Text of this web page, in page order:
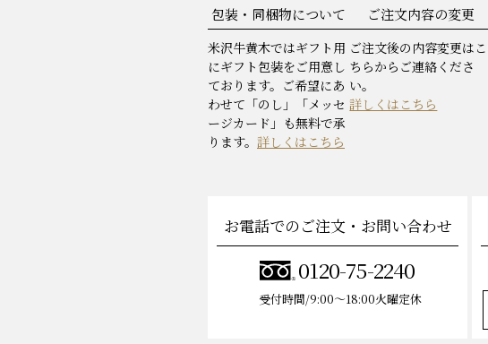
包装・同梱物について
米沢牛黄木ではギフト用
にギフト包装をご用意し
ております。ご希望にあ
わせて「のし」「メッセ
ージカード」も無料で承
ります。 詳しくはこちら
ご注文内容の変更
ご注文後の内容変更はこ
ちらからご連絡くださ
い。
詳しくはこちら
お電話でのご注文・お問い合わせ
0120-75-2240
受付時間/9:00〜18:00火曜定休